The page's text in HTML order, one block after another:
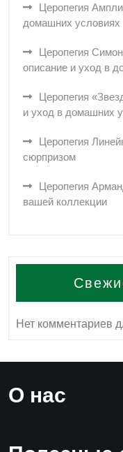
Церопегия
домашних условиях
Церопегия
описание и уход в
Церопегия
и уход в домашних
Церопегия
сюрпризом
Церопегия
вашей коллекции
Нет комментариев
О нас